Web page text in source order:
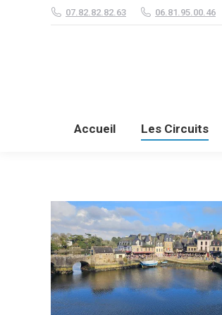
07.82.82.82.63 06.81.95.00.46
Accueil Les Circuits
Accueil